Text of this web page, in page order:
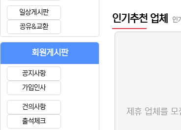
인기추천 업체 인
제휴 업체를 모
일상게시판
공유&교환
회원게시판
공지사항
가입인사
건의사항
출석체크